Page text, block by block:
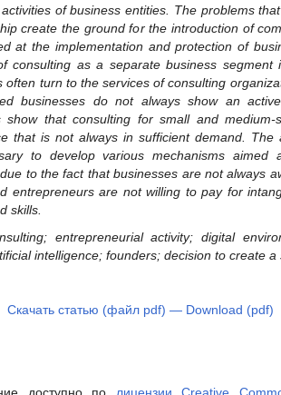
of business entities. The problems
create the ground for the introduction of
at the implementation and protection of
consulting as a separate business segment
often turn to the services of consulting
businesses do not always show an
show that consulting for small and medium-
that is not always in sufficient demand. The
to develop various mechanisms aimed
to the fact that businesses are not always
entrepreneurs are not willing to pay for
skills
entrepreneurial activity; digital
intelligence; founders; decision to create a
Скачать статью (файл pdf) — Download (pdf)